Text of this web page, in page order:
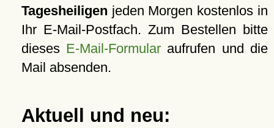
Tagesheiligen jeden Morgen kostenlos in
Ihr E-Mail-Postfach. Zum Bestellen bitte
dieses E-Mail-Formular aufrufen und die
Mail absenden.
Aktuell und neu: